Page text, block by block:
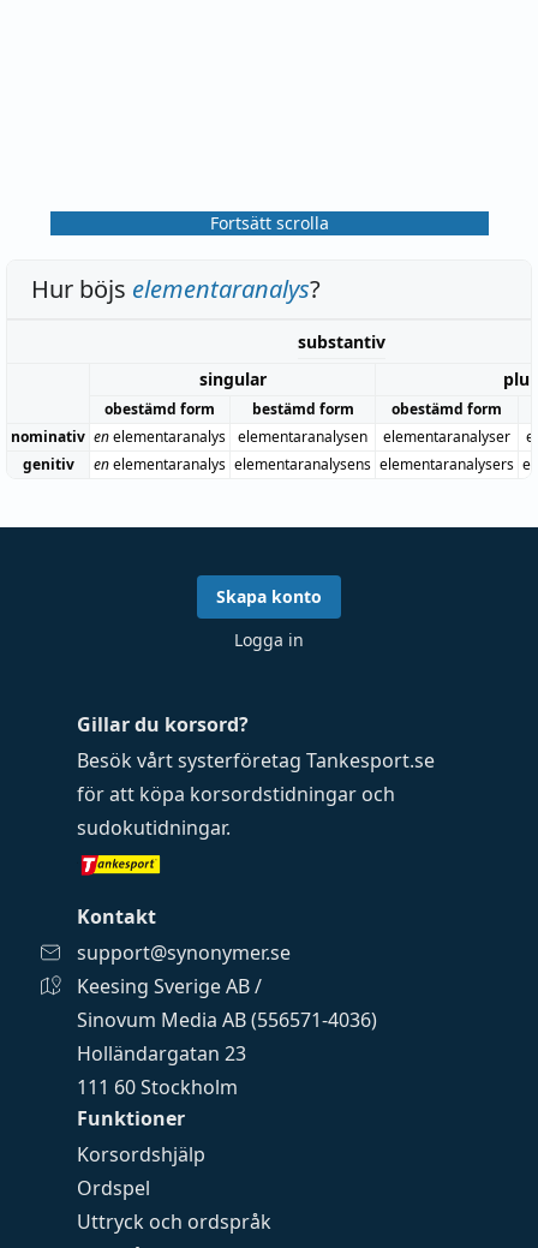
Fortsätt scrolla
Hur böjs elementaranalys?
substantiv
singular
obestämd form bestämd form
obestämd form
nominativ enelementaranalys elementaranalysen elementaranalyser
genitiv
enelementaranalys elementaranalysens elementaranalysers
Funktioner
Korsordshjälp
Ordspel
Uttryck och ordspråk
Gillar du korsord?
Besök vårt systerföretag Tankesport.se
för att köpa korsordstidningar och
sudokutidningar.
Kontakt
support@synonymer.se
Keesing Sverige AB /
Sinovum Media AB (556571-4036)
Holländargatan 23
111 60 Stockholm
Skapa konto
Logga in